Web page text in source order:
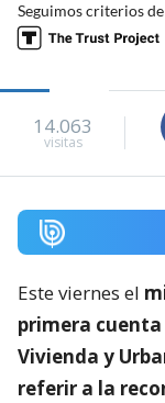
Seguimos criterios de
14.063
visitas
Este viernes el
primera
Vivienda y
referir a la